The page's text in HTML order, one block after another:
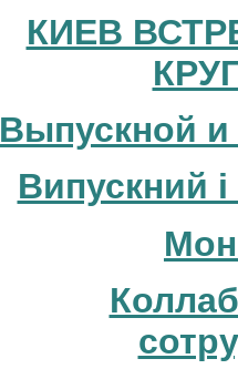
КИЕВ
Выпускной и
Випускний